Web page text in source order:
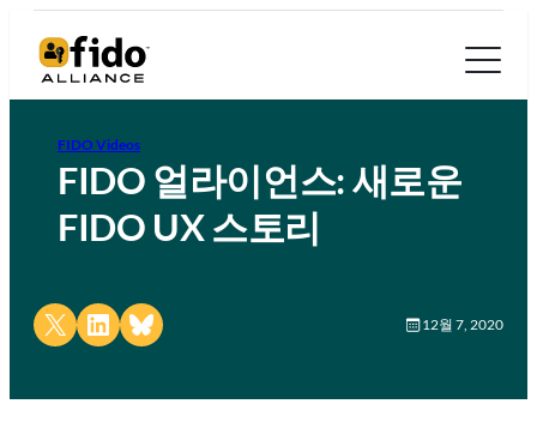
FIDO Videos
FIDO 얼라이언스: 새로운
FIDO UX 스토리
Share on X Share on LinkedIn
Share on Bluesky 12월 7, 2020